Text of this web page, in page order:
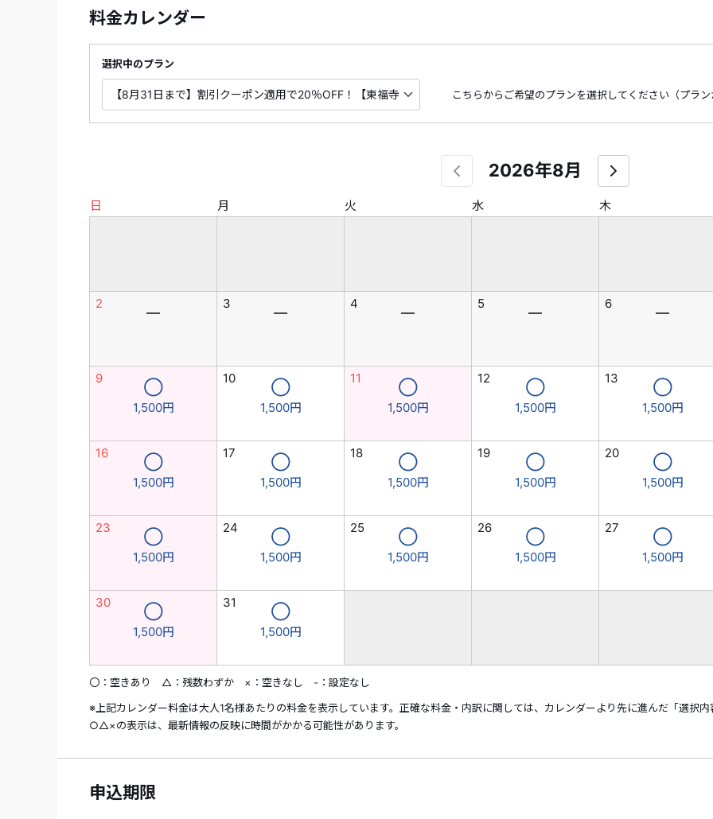
料金カレンダー
選択中のプラン
こちらからご希望のプランを選択してください（プラ
2026年8月
日 月 火 水 木
2
―
3
―
4
―
5
―
6
―
9
◯
1,500円
10
◯
1,500円
11
◯
1,500円
12
◯
1,500円
13
◯
1,500円
16
◯
1,500円
17
◯
1,500円
18
◯
1,500円
19
◯
1,500円
20
◯
1,500円
23
◯
1,500円
24
◯
1,500円
25
◯
1,500円
26
◯
1,500円
27
◯
1,500円
30
◯
1,500円
31
◯
1,500円
〇：空きあり △：残数わずか ×：空きなし -：設定なし
※上記カレンダー料金は大人1名様あたりの料金を表示しています。正確な料金・内訳に関しては、カレンダーより先に進んだ「選択
○△×の表示は、最新情報の反映に時間がかかる可能性があります。
申込期限